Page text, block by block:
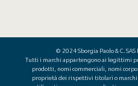
© 2024 Sborgia Paolo & C.
Tutti i marchi appartengono ai legittimi
prodotti, nomi commerciali, nomi
proprietà dei rispettivi titolari o